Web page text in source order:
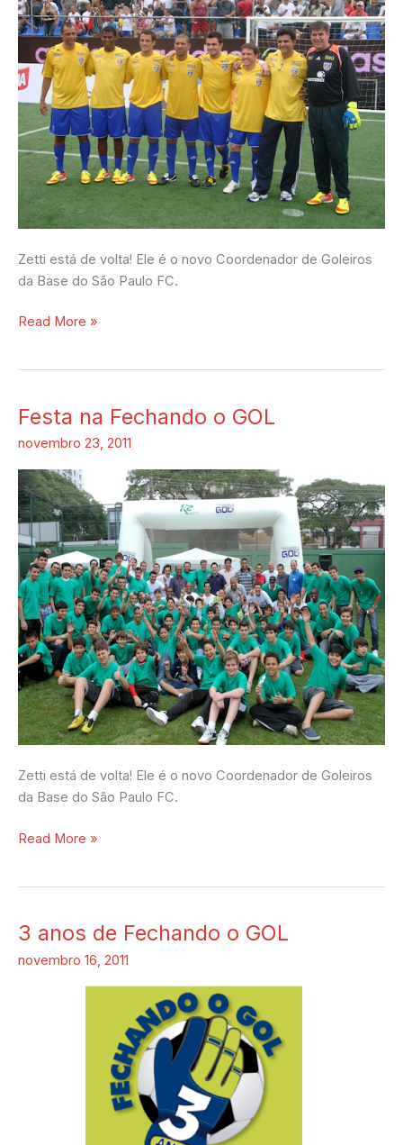
Zetti está de volta! Ele é o novo Coordenador de Goleiros
da Base do São Paulo FC.
Read More »
Festa na Fechando o GOL
novembro 23, 2011
Zetti está de volta! Ele é o novo Coordenador de Goleiros
da Base do São Paulo FC.
Festa
o
GOL
Read More »
3 anos de Fechando o GOL
novembro 16, 2011
3